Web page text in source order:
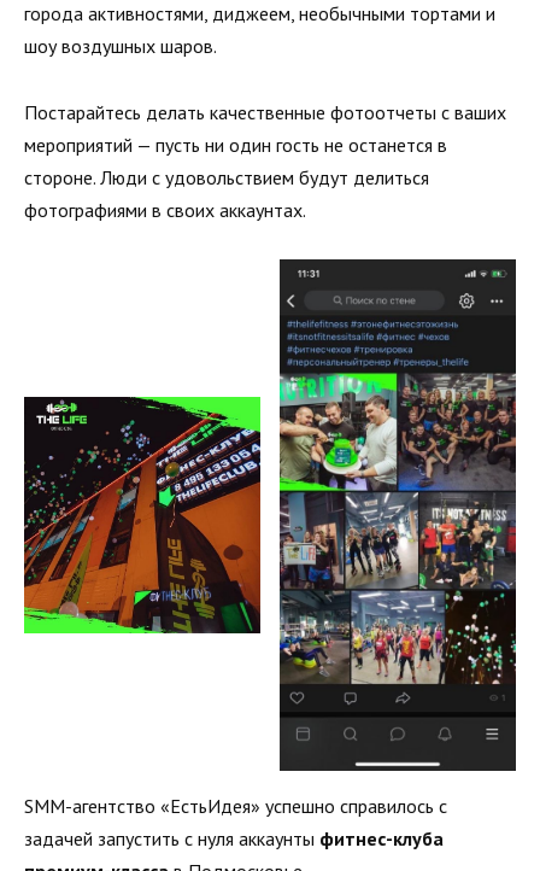
города активностями, диджеем, необычными тортами и
шоу воздушных шаров.
Постарайтесь делать качественные фотоотчеты с ваших
мероприятий — пусть ни один гость не останется в
стороне. Люди с удовольствием будут делиться
фотографиями в своих аккаунтах.
SMM-агентство «ЕстьИдея» успешно справилось с
задачей запустить с нуля аккаунты фитнес-клуба